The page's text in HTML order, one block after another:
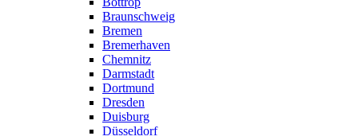
Braunschweig
Bremen
Bremerhaven
Chemnitz
Darmstadt
Dortmund
Dresden
Duisburg
Düsseldorf